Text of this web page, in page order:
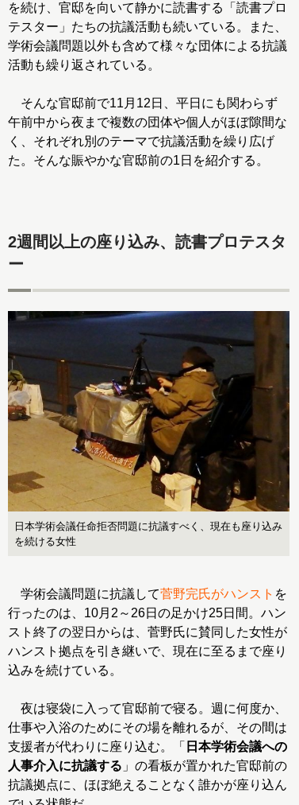
を続け、官邸を向いて静かに読書する「読書プロ
テスター」たちの抗議活動も続いている。また、
学術会議問題以外も含めて様々な団体による抗議
活動も繰り返されている。
そんな官邸前で11月12日、平日にも関わらず
午前中から夜まで複数の団体や個人がほぼ隙間な
く、それぞれ別のテーマで抗議活動を繰り広げ
た。そんな賑やかな官邸前の1日を紹介する。
2週間以上の座り込み、読書プロテスタ
ー
日本学術会議任命拒否問題に抗議すべく、現在も座り込み
を続ける女性
学術会議問題に抗議して菅野完氏がハンスト を
行ったのは、10月2～26日の足かけ25日間。ハン
スト終了の翌日からは、菅野氏に賛同した女性が
ハンスト拠点を引き継いで、現在に至るまで座り
込みを続けている。
夜は寝袋に入って官邸前で寝る。週に何度か、
仕事や入浴のためにその場を離れるが、その間は
支援者が代わりに座り込む。「 日本学術会議への
人事介入に抗議する 」の看板が置かれた官邸前の
抗議拠点に、ほぼ絶えることなく誰かが座り込ん